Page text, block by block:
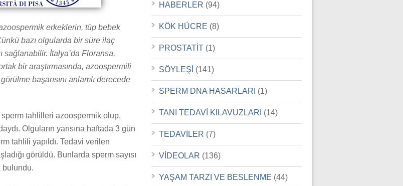
erkeklerin, tüp bebek
bazı olgularda bir süre ilaç
sağlanabilir. İtalya’da Floransa,
bir araştırmasında, azoospermili
başarısını anlamlı derecede
sperm tahlilleri azoospermik olup,
Olguların yarısına haftada 3 gün
tahlili yapıldı. Tedavi verilen
görüldü. Bunlarda sperm sayısı
bulundu.
HABERLER (94)
KÖK HÜCRE (8)
PROSTATİT (1)
SÖYLEŞİ (141)
SPERM DNA HASARLARI (1)
TANI TEDAVİ KILAVUZLARI (14)
TEDAVİLER (7)
VİDEOLAR (136)
YAŞAM TARZI VE BESLENME (44)